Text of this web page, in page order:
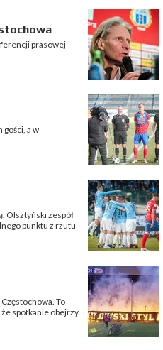
prasowej
a w
Olsztyński zespół
punktu z rzutu
To
spotkanie obejrzy